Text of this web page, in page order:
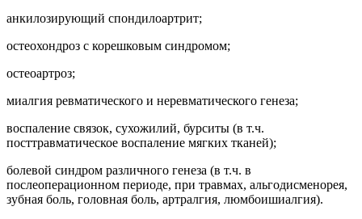
анкилозирующий спондилоартрит;
остеохондроз с корешковым синдромом;
остеоартроз;
миалгия ревматического и неревматического генеза;
воспаление связок, сухожилий, бурситы (в т.ч.
посттравматическое воспаление мягких тканей);
болевой синдром различного генеза (в т.ч. в
послеоперационном периоде, при травмах, альгодисменорея,
зубная боль, головная боль, артралгия, люмбоишиалгия).